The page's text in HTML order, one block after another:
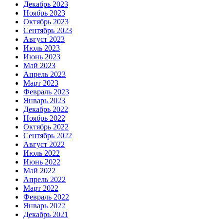
Декабрь 2023
Ноябрь 2023
Октябрь 2023
Сентябрь 2023
Август 2023
Июль 2023
Июнь 2023
Май 2023
Апрель 2023
Март 2023
Февраль 2023
Январь 2023
Декабрь 2022
Ноябрь 2022
Октябрь 2022
Сентябрь 2022
Август 2022
Июль 2022
Июнь 2022
Май 2022
Апрель 2022
Март 2022
Февраль 2022
Январь 2022
Декабрь 2021